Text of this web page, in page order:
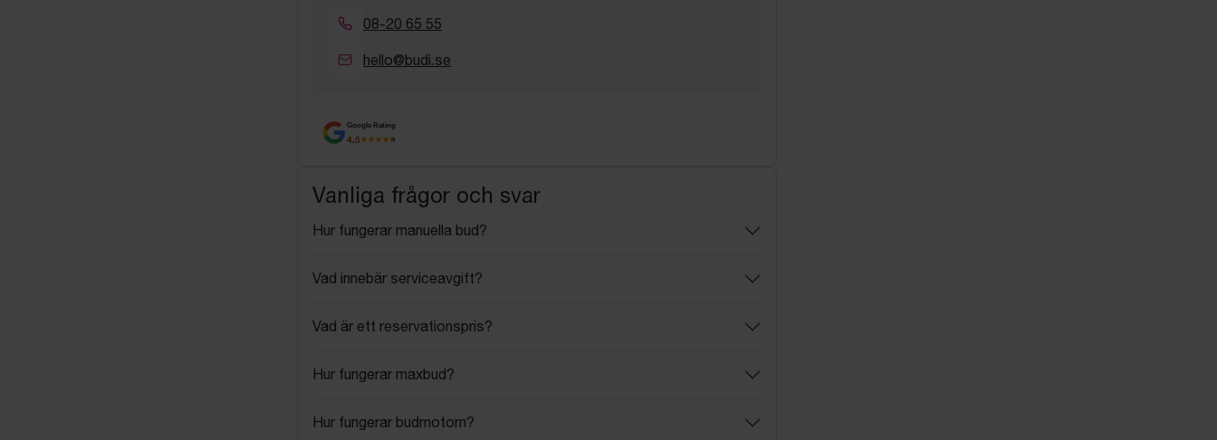
08-20 65 55
hello@budi.se
Google Rating
4.5
Vanliga frågor och svar
Hur fungerar manuella bud?
Vad innebär serviceavgift?
Vad är ett reservationspris?
Hur fungerar maxbud?
Hur fungerar budmotorn?